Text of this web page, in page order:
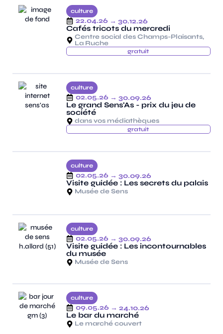
culture
22.04.26 → 30.12.26
Cafés tricots du mercredi
Centre social des Champs-Plaisants,
La Ruche
gratuit
culture
02.05.26 → 30.09.26
Le grand Sens'As - prix du jeu de
société
dans vos médiathèques
gratuit
culture
02.05.26 → 30.09.26
Visite guidée : Les secrets du palais
Musée de Sens
culture
02.05.26 → 30.09.26
Visite guidée : Les incontournables
du musée
Musée de Sens
culture
09.05.26 → 24.10.26
Le bar du marché
Le marché couvert